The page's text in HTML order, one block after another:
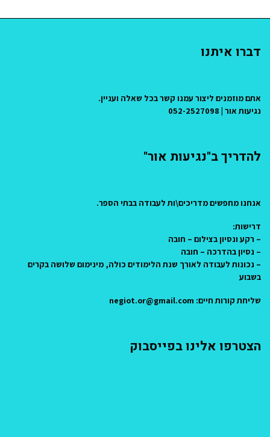
דברו איתנו
אתם מוזמנים ליצור עמנו קשר בכל שאלה ועניין.
נגיעות אור | 052-2527098
להדריך ב"נגיעות אור"
אנחנו מחפשים מדריכים\ות לעבודה בבתי הספר.
דרישות:
– רקע ונסיון בצילום – חובה
– נסיון בהדרכה – חובה
– נכונות לעבודה לאורך שנת הלימודים כולה, מינימום שלושה בקרים
בשבוע
שליחת קורות חיים: negiot.or@gmail.com
הצטרפו אלינו בפייסבוק